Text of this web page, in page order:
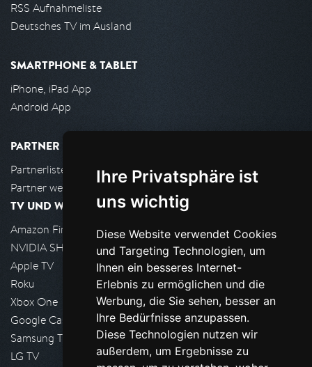
Ihre Privatsphäre ist
uns wichtig
Diese Website verwendet Cookies
und Targeting Technologien, um
Ihnen ein besseres Internet-
Erlebnis zu ermöglichen und die
Werbung, die Sie sehen, besser an
Ihre Bedürfnisse anzupassen.
Diese Technologien nutzen wir
außerdem, um Ergebnisse zu
RSS Aufnahmeliste
Deutsches TV im Ausland
SMARTPHONE & TABLET
iPhone, iPad App
Android App
PARTNER
Partnerliste
Partner werden
TV UND WOHNZIMMER
Amazon FireTV
NVIDIA SHIELD, Google TV
Apple TV
Roku
Xbox One
Google Cast
Samsung TV
LG TV